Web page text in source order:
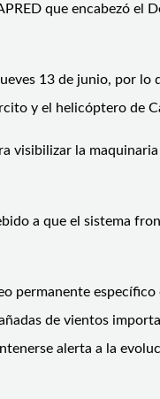
que encabezó el
13 de junio, por
y el helicóptero de
la
a que el sistema
permanente
de vientos
alerta a la